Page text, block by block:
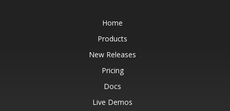
Home
Products
New Releases
Pricing
Docs
Live Demos